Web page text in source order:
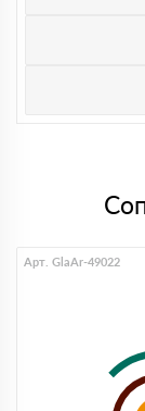
Арт. GlaAr-49022